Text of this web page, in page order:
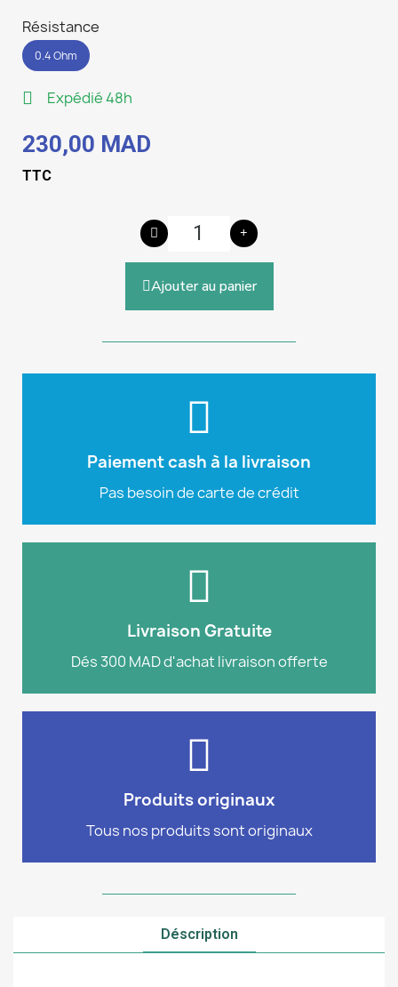
Résistance
0.4 Ohm
Expédié 48h
230,00 MAD
TTC
Ajouter au panier
Paiement cash à la livraison
Pas besoin de carte de crédit
pouvez payer en cash à la livraison sur
Plus d'info
Livraison Gratuite
Dés 300 MAD d'achat livraison offerte
commande de 300 MAD ou plus sur notre
Plus d'info
Produits originaux
Tous nos produits sont originaux
100% authentiques
Déscription